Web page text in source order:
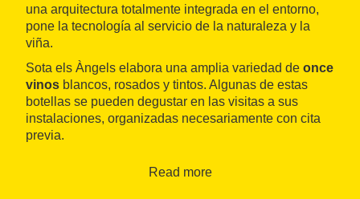
una arquitectura totalmente integrada en el entorno,
pone la tecnología al servicio de la naturaleza y la
viña.
Sota els Àngels elabora una amplia variedad de once
vinos blancos, rosados y tintos. Algunas de estas
botellas se pueden degustar en las visitas a sus
instalaciones, organizadas necesariamente con cita
previa.
Read more